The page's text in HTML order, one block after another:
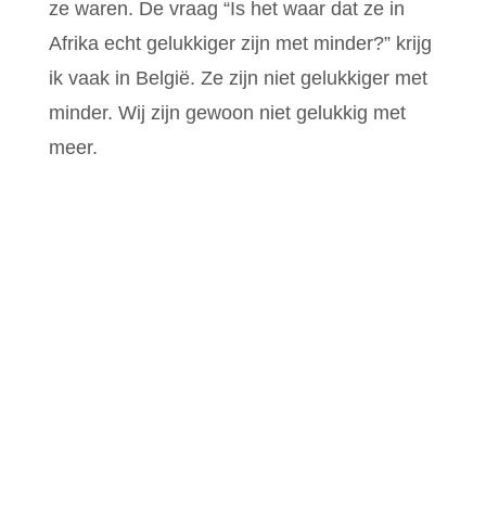
ze waren. De vraag “Is het waar dat ze in
Afrika echt gelukkiger zijn met minder?” krijg
ik vaak in België. Ze zijn niet gelukkiger met
minder. Wij zijn gewoon niet gelukkig met
meer.